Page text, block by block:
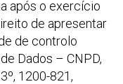
após o exercício
de apresentar
de controlo
Dados – CNPD,
1200-821,